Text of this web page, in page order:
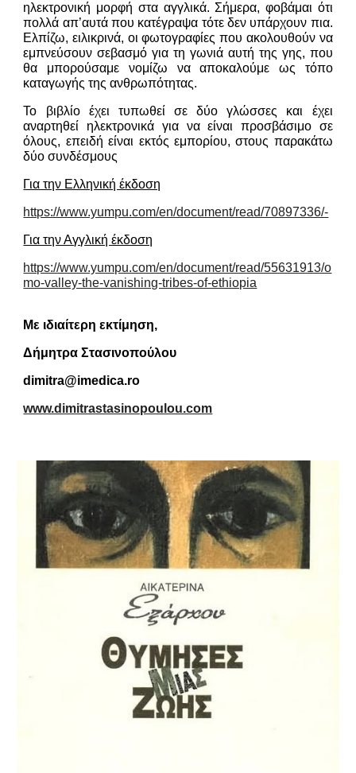
ηλεκτρονική μορφή στα αγγλικά. Σήμερα, φοβάμαι ότι
πολλά απ’αυτά που κατέγραψα τότε δεν υπάρχουν πια.
Ελπίζω, ειλικρινά, οι φωτογραφίες που ακολουθούν να
εμπνεύσουν σεβασμό για τη γωνιά αυτή της γης, που
θα μπορούσαμε νομίζω να αποκαλούμε ως τόπο
καταγωγής της ανθρωπότητας.
Το βιβλίο έχει τυπωθεί σε δύο γλώσσες και έχει
αναρτηθεί ηλεκτρονικά για να είναι προσβάσιμο σε
όλους, επειδή είναι εκτός εμπορίου, στους παρακάτω
δύο συνδέσμους
Για την Ελληνική έκδοση
https://www.yumpu.com/en/document/read/70897336/-
Για την Αγγλική έκδοση
https://www.yumpu.com/en/document/read/55631913/o
mo-valley-the-vanishing-tribes-of-ethiopia
Με ιδιαίτερη εκτίμηση,
Δήμητρα Στασινοπούλου
dimitra@imedica.ro
www.dimitrastasinopoulou.com